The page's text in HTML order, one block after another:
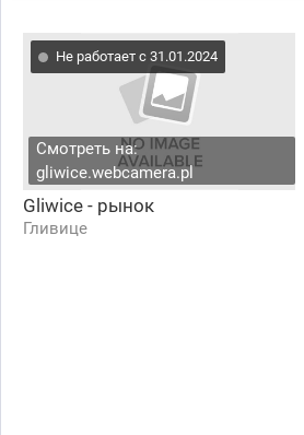
Не работает с 31.01.2024
Смотреть на:
gliwice.webcamera.pl
Gliwice - рынок
Гливице